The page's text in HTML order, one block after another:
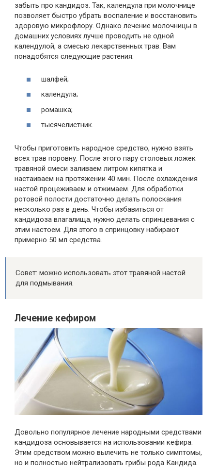
забыть про кандидоз. Так, календула при молочнице
позволяет быстро убрать воспаление и восстановить
здоровую микрофлору. Однако лечение молочницы в
домашних условиях лучше проводить не одной
календулой, а смесью лекарственных трав. Вам
понадобятся следующие растения:
шалфей;
календула;
ромашка;
тысячелистник.
Чтобы приготовить народное средство, нужно взять
всех трав поровну. После этого пару столовых ложек
травяной смеси заливаем литром кипятка и
настаиваем на протяжении 40 мин. После охлаждения
настой процеживаем и отжимаем. Для обработки
ротовой полости достаточно делать полоскания
несколько раз в день. Чтобы избавиться от
кандидоза влагалища, нужно делать спринцевания с
этим настоем. Для этого в спринцовку набирают
примерно 50 мл средства.
Совет: можно использовать этот травяной настой
для подмывания.
Лечение кефиром
Довольно популярное лечение народными средствами
кандидоза основывается на использовании кефира.
Этим средством можно вылечить не только симптомы,
но и полностью нейтрализовать грибы рода Кандида.